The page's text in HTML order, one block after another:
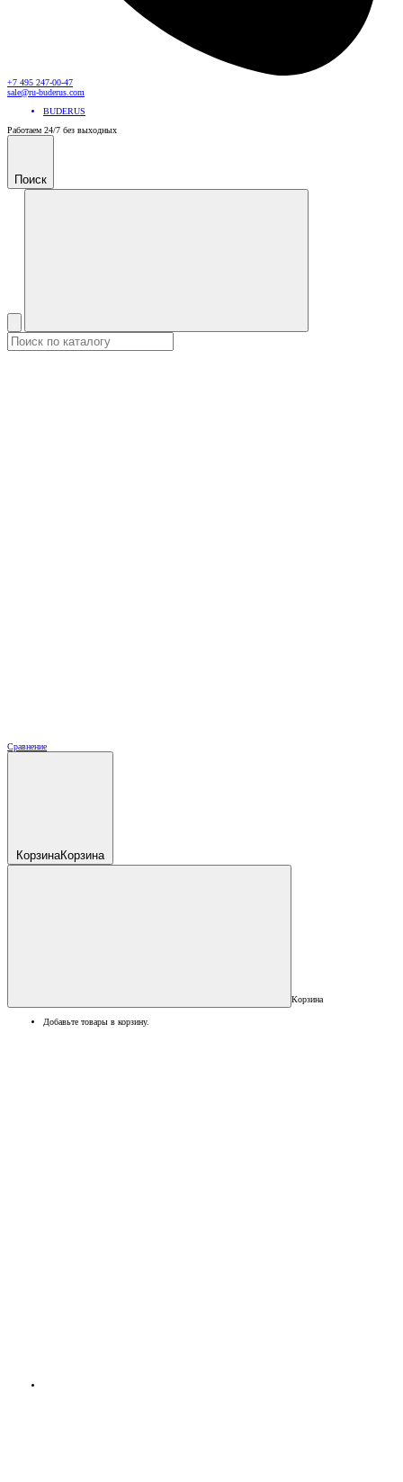
+7 495 247-00-47
sale@ru-buderus.com
BUDERUS
Работаем 24/7 без выходных
Поиск
Сравнение
КорзинаКорзина
Корзина
Добавьте товары в корзину.